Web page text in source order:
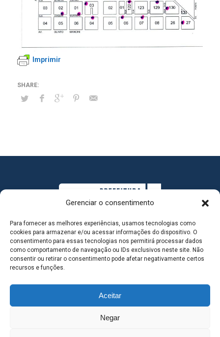
Gerenciar o consentimento
Para fornecer as melhores experiências, usamos tecnologias como
cookies para armazenar e/ou acessar informações do dispositivo. O
consentimento para essas tecnologias nos permitirá processar dados
como comportamento de navegação ou IDs exclusivos neste site. Não
consentir ou retirar o consentimento pode afetar negativamente certos
recursos e funções.
Aceitar
Negar
Imprimir
MAPA DO SITE
SEDE DO ADMINISTRATIVO MUNICIPAL - Avenida